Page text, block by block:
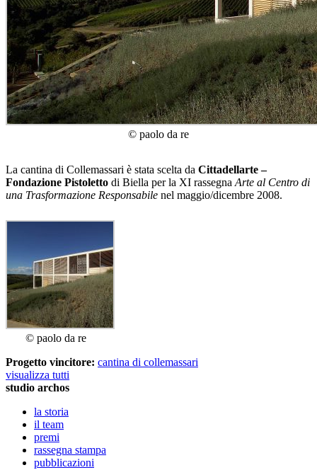
© paolo da re
La cantina di Collemassari è stata scelta da Cittadellarte –
Fondazione Pistoletto di Biella per la XI rassegna Arte al Centro di
una Trasformazione Responsabile nel maggio/dicembre 2008.
© paolo da re
Progetto vincitore: cantina di collemassari
visualizza tutti
studio archos
la storia
il team
premi
rassegna stampa
pubblicazioni